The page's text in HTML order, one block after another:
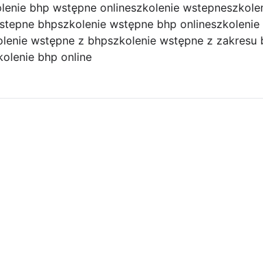
bhp wstępne onlineszkolenie wstepne
bhpszkolenie wstępne bhp online
wstępne z bhpszkolenie wstępne z zakresu
bhp online